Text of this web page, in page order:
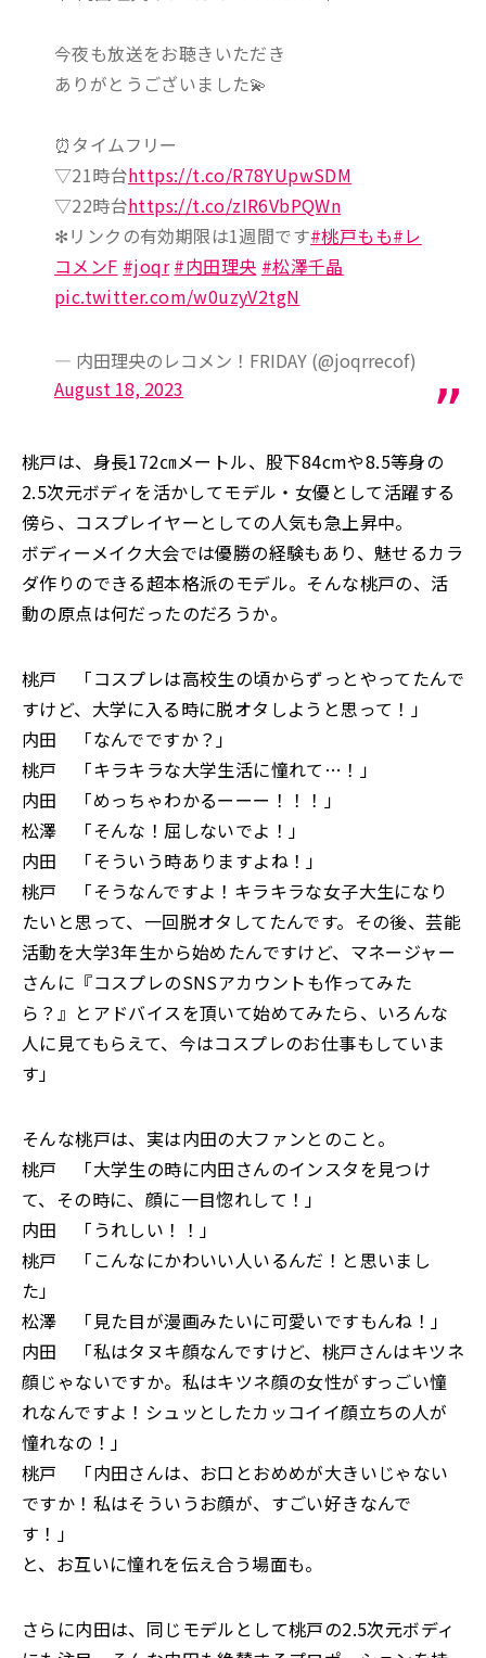
今夜も放送をお聴きいただき
ありがとうございました💫
⏰タイムフリー
▽21時台https://t.co/R78YUpwSDM
▽22時台https://t.co/zIR6VbPQWn
✻リンクの有効期限は1週間です#桃戸もも#レ
コメンF #joqr #内田理央 #松澤千晶
pic.twitter.com/w0uzyV2tgN
— 内田理央のレコメン！FRIDAY (@joqrrecof)
August 18, 2023
桃戸は、身長172㎝メートル、股下84cmや8.5等身の
2.5次元ボディを活かしてモデル・女優として活躍する
傍ら、コスプレイヤーとしての人気も急上昇中。
ボディーメイク大会では優勝の経験もあり、魅せるカラ
ダ作りのできる超本格派のモデル。そんな桃戸の、活
動の原点は何だったのだろうか。
桃戸 「コスプレは高校生の頃からずっとやってたんで
すけど、大学に入る時に脱オタしようと思って！」
内田 「なんでですか？」
桃戸 「キラキラな大学生活に憧れて…！」
内田 「めっちゃわかるーーー！！！」
松澤 「そんな！屈しないでよ！」
内田 「そういう時ありますよね！」
桃戸 「そうなんですよ！キラキラな女子大生になり
たいと思って、一回脱オタしてたんです。その後、芸能
活動を大学3年生から始めたんですけど、マネージャー
さんに『コスプレのSNSアカウントも作ってみた
ら？』とアドバイスを頂いて始めてみたら、いろんな
人に見てもらえて、今はコスプレのお仕事もしていま
す」
そんな桃戸は、実は内田の大ファンとのこと。
桃戸 「大学生の時に内田さんのインスタを見つけ
て、その時に、顔に一目惚れして！」
内田 「うれしい！！」
桃戸 「こんなにかわいい人いるんだ！と思いまし
た」
松澤 「見た目が漫画みたいに可愛いですもんね！」
内田 「私はタヌキ顔なんですけど、桃戸さんはキツネ
顔じゃないですか。私はキツネ顔の女性がすっごい憧
れなんですよ！シュッとしたカッコイイ顔立ちの人が
憧れなの！」
桃戸 「内田さんは、お口とおめめが大きいじゃない
ですか！私はそういうお顔が、すごい好きなんで
す！」
と、お互いに憧れを伝え合う場面も。
さらに内田は、同じモデルとして桃戸の2.5次元ボディ